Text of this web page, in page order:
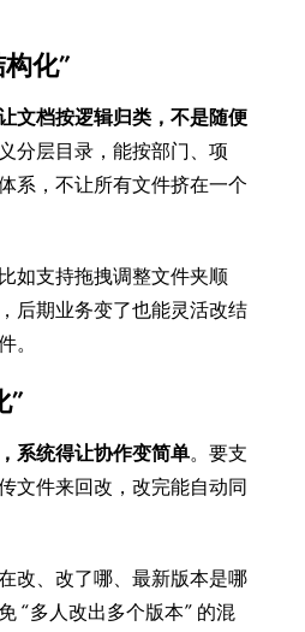
化”
文档按逻辑归类，不是随便
分层目录，能按部门、项
系，不让所有文件挤在一个
如支持拖拽调整文件夹顺
后期业务变了也能灵活改结
。
”
系统得让协作变简单。要支
文件来回改，改完能自动同
改、改了哪、最新版本是哪
“多人改出多个版本” 的混